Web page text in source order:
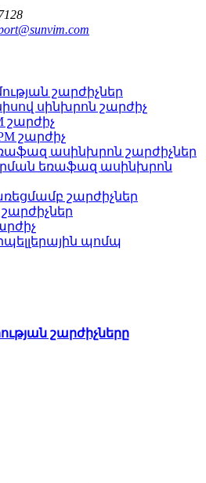
շարժիչներ
սինխրոն շարժիչ
շարժիչ
շարժիչ
ասինխրոն շարժիչներ
եռաֆազ ասինխրոն
շարժիչներ
շարժիչներ
պոմպ
շարժիչները